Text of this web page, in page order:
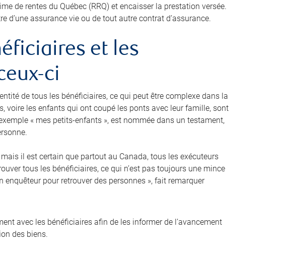
de rentes du Québec (RRQ) et encaisser la prestation versée.
d’une assurance vie ou de tout autre contrat d’assurance.
et les
ci
de tous les bénéficiaires, ce qui peut être complexe dans la
voire les enfants qui ont coupé les ponts avec leur famille, sont
« mes petits-enfants », est nommée dans un testament,
mais il est certain que partout au Canada, tous les exécuteurs
tous les bénéficiaires, ce qui n’est pas toujours une mince
pour retrouver des personnes », fait remarquer
avec les bénéficiaires afin de les informer de l’avancement
des biens.